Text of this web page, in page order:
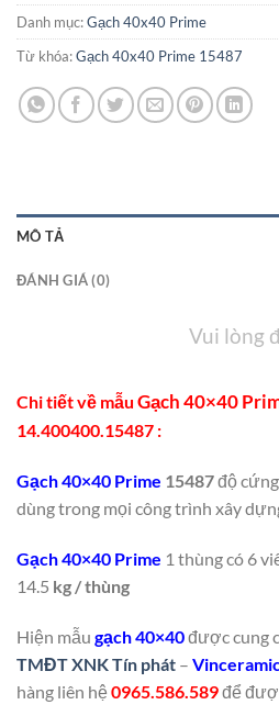
Danh mục:Gạch 40x40 Prime
Từ khóa:Gạch 40x40 Prime 15487
MÔ TẢ
ĐÁNH GIÁ (0)
Vui lòng
Chi tiết về mẫu Gạch 40×40
14.400400.15487 :
Gạch 40×40 Prime 15487độ
dùng trong mọi công trình xây
Gạch 40×40 Prime 1 thùng có 6
14.5 kg / thùng
Hiện mẫu gạch 40×40được cung
TMĐT XNK Tín phát –
hàng liên hệ 0965.586.589để